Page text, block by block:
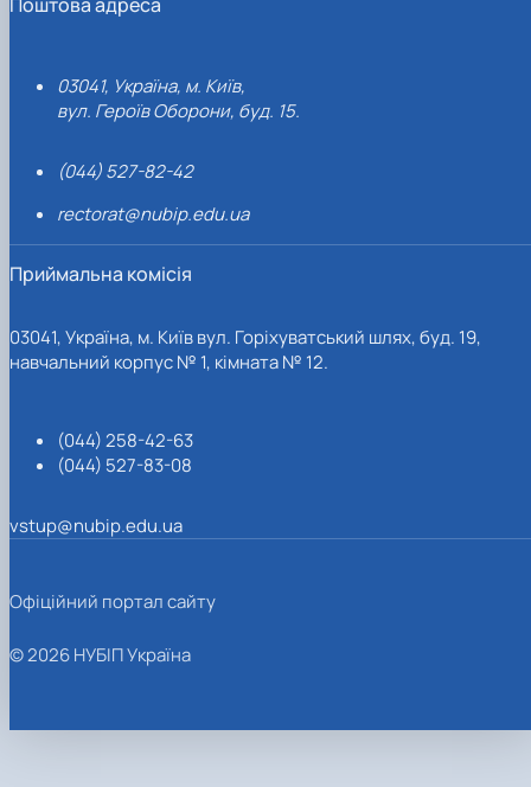
03041, Україна, м. Київ,
вул. Героїв Оборони, буд. 15.
(044) 527-82-42
rectorat@nubip.edu.ua
Приймальна комісія
03041, Україна, м. Київ вул. Горіхуватський шлях, буд. 19,
навчальний корпус № 1, кімната № 12.
(044) 258-42-63
(044) 527-83-08
vstup@nubip.edu.ua
Офіційний портал сайту
© 2026 НУБІП Україна